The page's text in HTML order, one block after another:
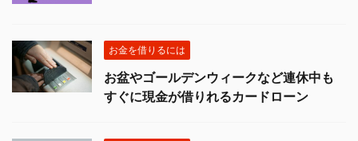
お金を借りるには
お盆やゴールデンウィークなど連休中も
すぐに現金が借りれるカードローン